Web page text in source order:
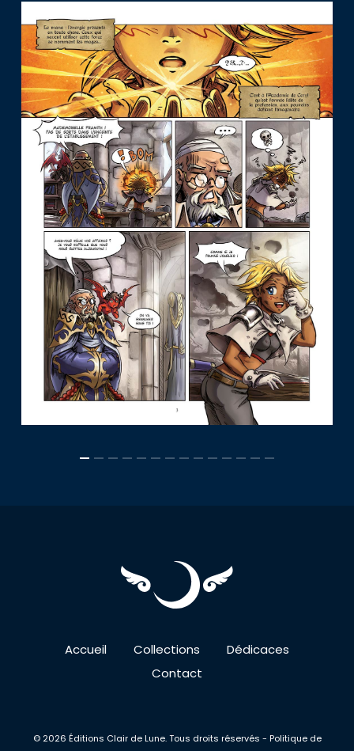
Accueil Collections
Dédicaces
Contact
© 2026 Éditions Clair de Lune. Tous droits réservés - Politique de